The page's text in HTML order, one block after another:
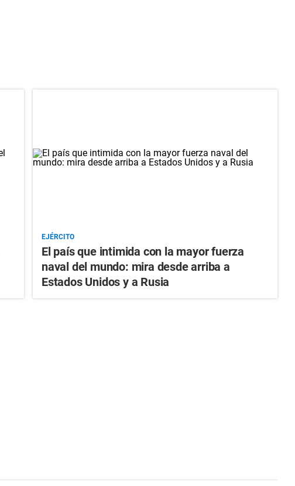
EJÉRCITO
El país que intimida con la mayor fuerza
naval del mundo: mira desde arriba a
Estados Unidos y a Rusia